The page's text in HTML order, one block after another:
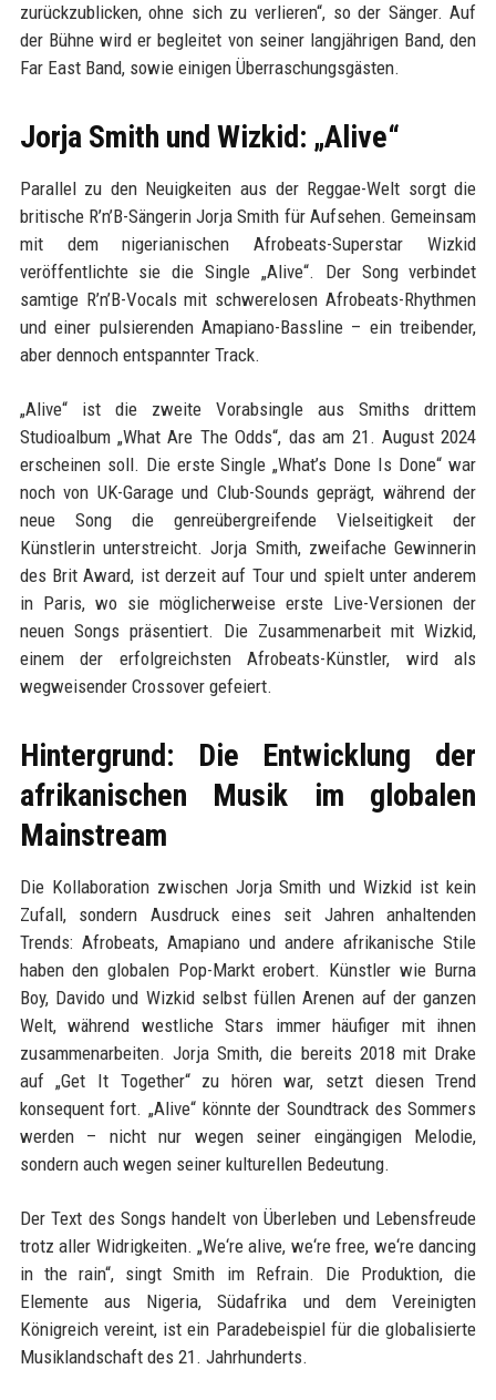
zurückzublicken, ohne sich zu verlieren“, so der Sänger. Auf
der Bühne wird er begleitet von seiner langjährigen Band, den
Far East Band, sowie einigen Überraschungsgästen.
Jorja Smith und Wizkid: „Alive“
Parallel zu den Neuigkeiten aus der Reggae-Welt sorgt die
britische R’n’B-Sängerin Jorja Smith für Aufsehen. Gemeinsam
mit dem nigerianischen Afrobeats-Superstar Wizkid
veröffentlichte sie die Single „Alive“. Der Song verbindet
samtige R’n’B-Vocals mit schwerelosen Afrobeats-Rhythmen
und einer pulsierenden Amapiano-Bassline – ein treibender,
aber dennoch entspannter Track.
„Alive“ ist die zweite Vorabsingle aus Smiths drittem
Studioalbum „What Are The Odds“, das am 21. August 2024
erscheinen soll. Die erste Single „What’s Done Is Done“ war
noch von UK-Garage und Club-Sounds geprägt, während der
neue Song die genreübergreifende Vielseitigkeit der
Künstlerin unterstreicht. Jorja Smith, zweifache Gewinnerin
des Brit Award, ist derzeit auf Tour und spielt unter anderem
in Paris, wo sie möglicherweise erste Live-Versionen der
neuen Songs präsentiert. Die Zusammenarbeit mit Wizkid,
einem der erfolgreichsten Afrobeats-Künstler, wird als
wegweisender Crossover gefeiert.
Hintergrund: Die Entwicklung der
afrikanischen Musik im globalen
Mainstream
Die Kollaboration zwischen Jorja Smith und Wizkid ist kein
Zufall, sondern Ausdruck eines seit Jahren anhaltenden
Trends: Afrobeats, Amapiano und andere afrikanische Stile
haben den globalen Pop-Markt erobert. Künstler wie Burna
Boy, Davido und Wizkid selbst füllen Arenen auf der ganzen
Welt, während westliche Stars immer häufiger mit ihnen
zusammenarbeiten. Jorja Smith, die bereits 2018 mit Drake
auf „Get It Together“ zu hören war, setzt diesen Trend
konsequent fort. „Alive“ könnte der Soundtrack des Sommers
werden – nicht nur wegen seiner eingängigen Melodie,
sondern auch wegen seiner kulturellen Bedeutung.
Der Text des Songs handelt von Überleben und Lebensfreude
trotz aller Widrigkeiten. „We‘re alive, we‘re free, we‘re dancing
in the rain“, singt Smith im Refrain. Die Produktion, die
Elemente aus Nigeria, Südafrika und dem Vereinigten
Königreich vereint, ist ein Paradebeispiel für die globalisierte
Musiklandschaft des 21. Jahrhunderts.